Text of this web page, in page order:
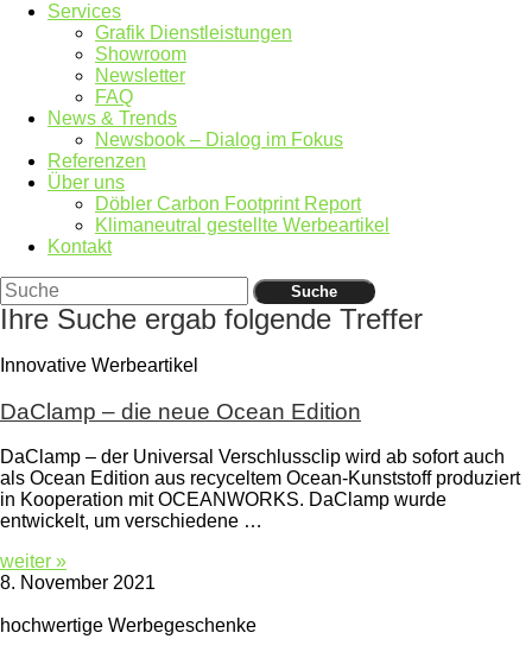
Services
Grafik Dienstleistungen
Showroom
Newsletter
FAQ
News & Trends
Newsbook – Dialog im Fokus
Referenzen
Über uns
Döbler Carbon Footprint Report
Klimaneutral gestellte Werbeartikel
Kontakt
Suche
Ihre Suche ergab folgende Treffer
Innovative Werbeartikel
DaClamp – die neue Ocean Edition
DaClamp – der Universal Verschlussclip wird ab sofort auch
als Ocean Edition aus recyceltem Ocean-Kunststoff produziert
in Kooperation mit OCEANWORKS. DaClamp wurde
entwickelt, um verschiedene …
weiter »
8. November 2021
hochwertige Werbegeschenke